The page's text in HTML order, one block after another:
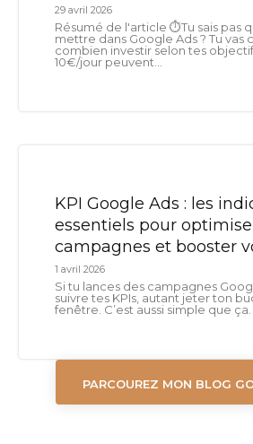
29 avril 2026
Résumé de l'article ⏱️Tu sais pas
mettre dans Google Ads ? Tu vas
combien investir selon tes
10€/jour peuvent...
KPI Google Ads : les
essentiels pour
campagnes et booster
1 avril 2026
Si tu lances des campagnes
suivre tes KPIs, autant jeter ton
PARCOUREZ MON BLOG